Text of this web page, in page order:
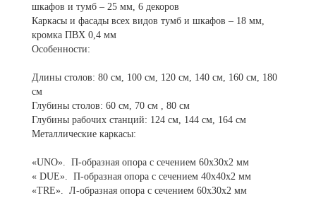
шкафов и тумб – 25 мм, 6 декоров
Каркасы и фасады всех видов тумб и шкафов – 18 мм,
кромка ПВХ 0,4 мм
Особенности:
Длины столов: 80 см, 100 см, 120 см, 140 см, 160 см, 180
см
Глубины столов: 60 см, 70 см , 80 см
Глубины рабочих станций: 124 см, 144 см, 164 см
Металлические каркасы:
«UNO». П-образная опора с сечением 60х30х2 мм
« DUE». П-образная опора с сечением 40х40х2 мм
«TRE». Л-образная опора с сечением 60х30х2 мм